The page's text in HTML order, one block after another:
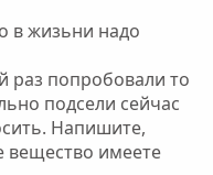
в жизьни надо
раз попробовали то
подсели сейчас
Напишите,
вещество имеете